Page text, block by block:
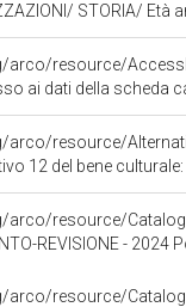
STORIA/ Età
arco/resource/
ai dati della scheda
arco/resource/
12 del bene
arco/resource/
REVISIONE - 2024
arco/resource/